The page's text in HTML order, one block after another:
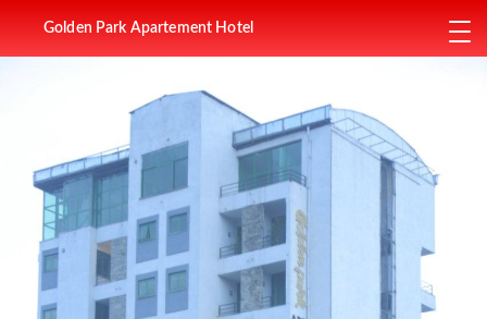
Golden Park Apartement Hotel